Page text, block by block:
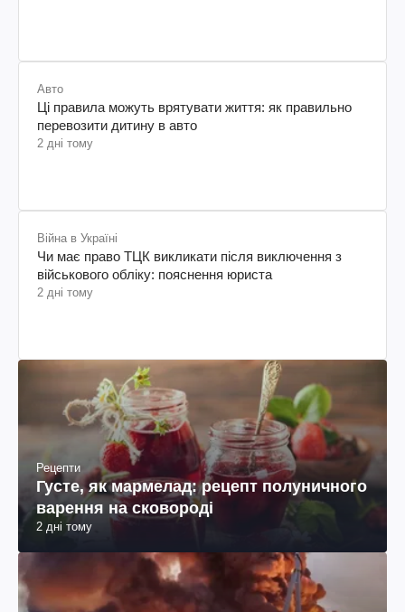
Авто
Ці правила можуть врятувати життя: як правильно
перевозити дитину в авто
2 дні тому
Війна в Україні
Чи має право ТЦК викликати після виключення з
військового обліку: пояснення юриста
2 дні тому
Рецепти
Густе, як мармелад: рецепт полуничного
варення на сковороді
2 дні тому